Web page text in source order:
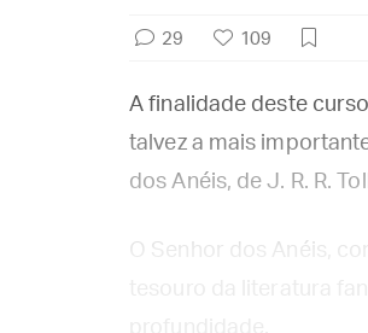
29 109
A finalidade deste
talvez a mais
dos Anéis, de J. R. R.
O Senhor dos Anéis,